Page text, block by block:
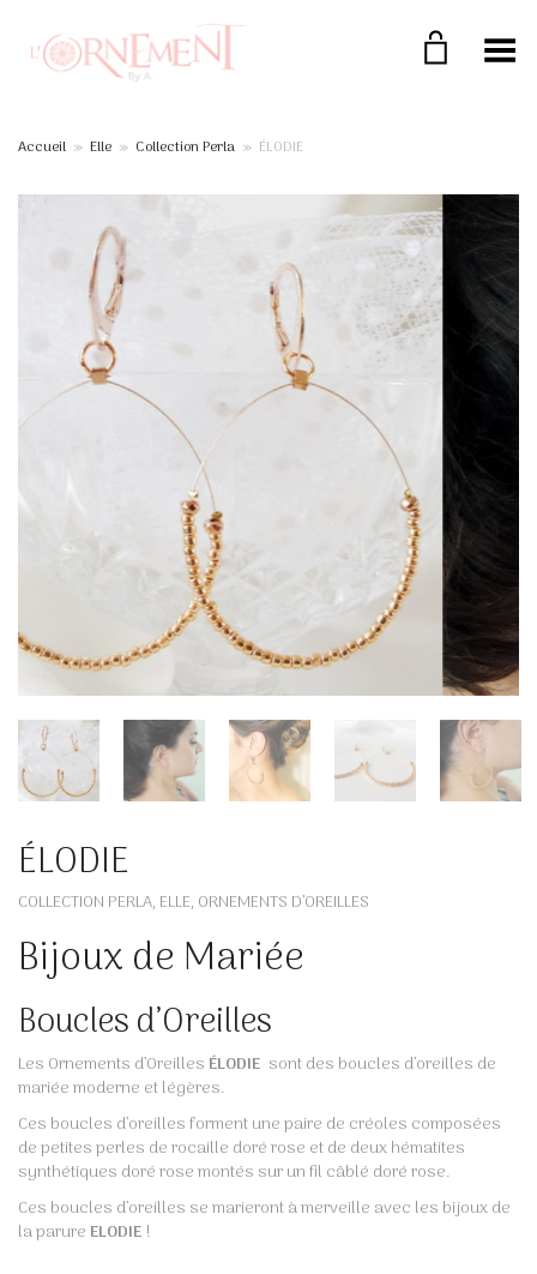
Toggle Menu
Accueil » Elle » Collection Perla » ÉLODIE
ÉLODIE
COLLECTION PERLA ELLE ORNEMENTS D’OREILLES
Bijoux de Mariée
Boucles d’Oreilles
Les Ornements d’Oreilles ÉLODIE sont des boucles d’oreilles de
mariée moderne et légères.
Ces boucles d’oreilles forment une paire de créoles composées
de petites perles de rocaille doré rose et de deux hématites
synthétiques doré rose montés sur un fil câblé doré rose.
Ces boucles d’oreilles se marieront à merveille avec les bijoux de
la parure ELODIE !